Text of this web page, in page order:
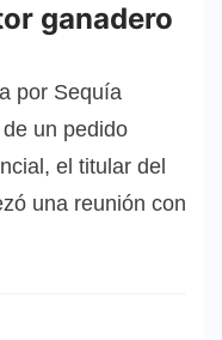
ganadero
por Sequía
un pedido
el titular del
una reunión con